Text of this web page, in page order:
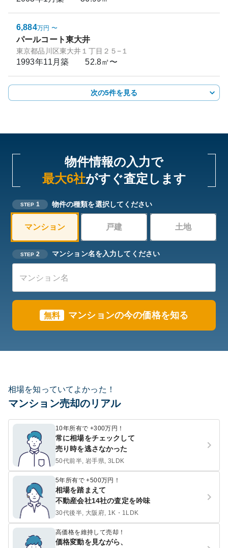
6,884万円 〜
パールコート東大井
東京都品川区東大井１丁目２５−１
1993年11月築 52.8㎡〜
次の5件を見る
物件情報の入力で
最大6社がすぐ査定します
STEP 1 物件の種類を選択してください
マンション 戸建 土地
STEP 2 マンション名を入力してください
無料 マンションの今の価格を知る
相場を知っていてよかった！
マンション売却のリアル
10年所有で +300万円！
常に相場をチェックして
売り時を逃さなかった
50代前半, 岩手県, 3LDK
5年所有で +500万円！
相場を踏まえて
不動産会社14社の査定を吟味
30代後半, 大阪府, 1K・1LDK
高価格を維持して売却！
価格変動を見ながら、